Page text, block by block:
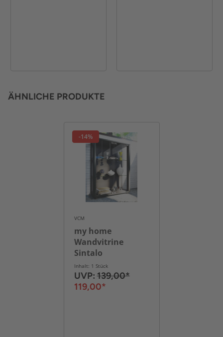
ÄHNLICHE PRODUKTE
-14%
VCM
my home
Wandvitrine
Sintalo
Inhalt: 1 Stück
UVP:139,00*
119,00*